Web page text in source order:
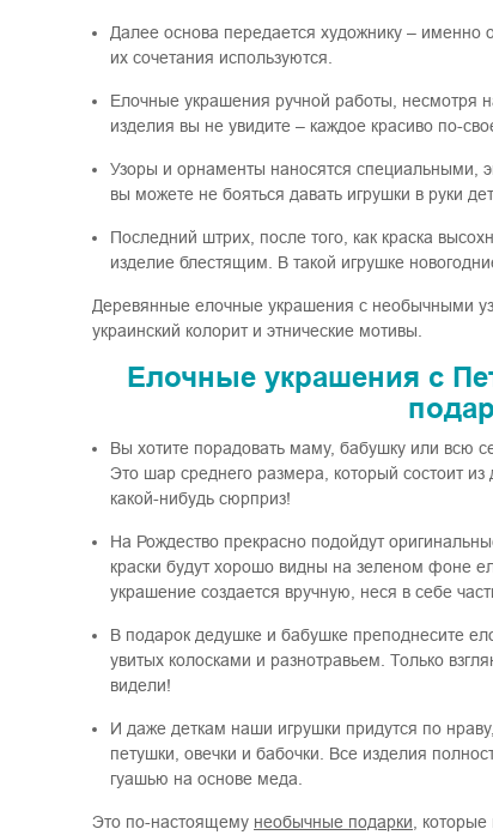
Далее основа передается художнику – именно
их сочетания используются.
Елочные украшения ручной работы, несмотря
изделия вы не увидите – каждое красиво по-
Узоры и орнаменты наносятся специальными,
вы можете не бояться давать игрушки в руки
Последний штрих, после того, как краска
изделие блестящим. В такой игрушке
Деревянные елочные украшения с необычными
украинский колорит и этнические мотивы.
Елочные украшения с
Вы хотите порадовать маму, бабушку или всю
Это шар среднего размера, который состоит
какой-нибудь сюрприз!
На Рождество прекрасно подойдут
краски будут хорошо видны на зеленом фоне
украшение создается вручную, неся в себе
В подарок дедушке и бабушке преподнесите
увитых колосками и разнотравьем. Только
видели!
И даже деткам наши игрушки придутся по
петушки, овечки и бабочки. Все изделия
гуашью на основе меда.
Это по-настоящему необычные подарки ,